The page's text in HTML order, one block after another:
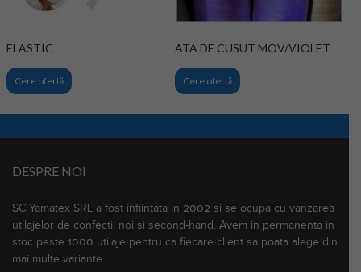
ELASTIC
Cere ofertă
ATA DE CUSUT MOV/VIOLET
Cere ofertă
DESPRE NOI
SC Yamatex SRL a fost infiintata in 2002 si se ocupa cu vanzarea
utilajelor de confectii noi si second-hand. Avem in permanenta in
stoc peste 1000 utilaje pentru ca fiecare client sa poata alege din
mai multe variante.